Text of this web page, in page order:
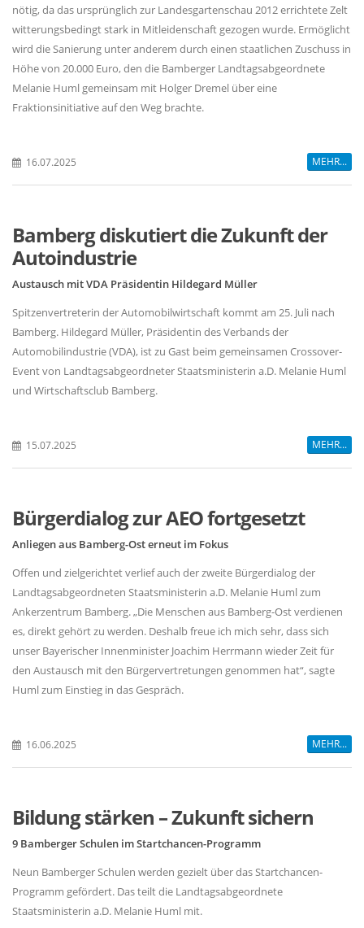
nötig, da das ursprünglich zur Landesgartenschau 2012 errichtete Zelt
witterungsbedingt stark in Mitleidenschaft gezogen wurde. Ermöglicht
wird die Sanierung unter anderem durch einen staatlichen Zuschuss in
Höhe von 20.000 Euro, den die Bamberger Landtagsabgeordnete
Melanie Huml gemeinsam mit Holger Dremel über eine
Fraktionsinitiative auf den Weg brachte.
16.07.2025 MEHR...
Bamberg diskutiert die Zukunft der
Autoindustrie
Austausch mit VDA Präsidentin Hildegard Müller
Spitzenvertreterin der Automobilwirtschaft kommt am 25. Juli nach
Bamberg. Hildegard Müller, Präsidentin des Verbands der
Automobilindustrie (VDA), ist zu Gast beim gemeinsamen Crossover-
Event von Landtagsabgeordneter Staatsministerin a.D. Melanie Huml
und Wirtschaftsclub Bamberg.
15.07.2025 MEHR...
Bürgerdialog zur AEO fortgesetzt
Anliegen aus Bamberg-Ost erneut im Fokus
Offen und zielgerichtet verlief auch der zweite Bürgerdialog der
Landtagsabgeordneten Staatsministerin a.D. Melanie Huml zum
Ankerzentrum Bamberg. „Die Menschen aus Bamberg-Ost verdienen
es, direkt gehört zu werden. Deshalb freue ich mich sehr, dass sich
unser Bayerischer Innenminister Joachim Herrmann wieder Zeit für
den Austausch mit den Bürgervertretungen genommen hat“, sagte
Huml zum Einstieg in das Gespräch.
16.06.2025 MEHR...
Bildung stärken – Zukunft sichern
9 Bamberger Schulen im Startchancen-Programm
Neun Bamberger Schulen werden gezielt über das Startchancen-
Programm gefördert. Das teilt die Landtagsabgeordnete
Staatsministerin a.D. Melanie Huml mit.